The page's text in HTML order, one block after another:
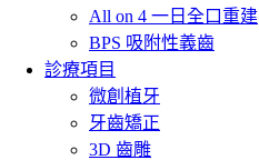
All on 4 一日全口重建
BPS 吸附性義齒
診療項目
微創植牙
牙齒矯正
3D 齒雕